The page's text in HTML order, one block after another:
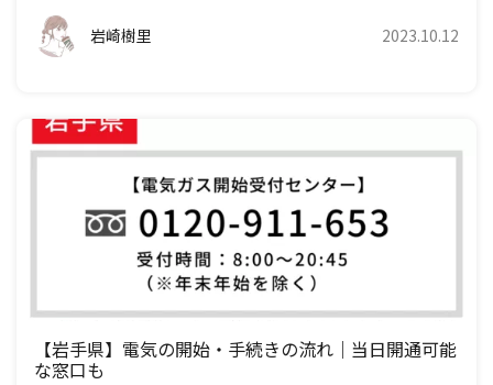
岩崎樹里 2023.10.12
【岩手県】電気の開始・手続きの流れ｜当日開通可能
な窓口も